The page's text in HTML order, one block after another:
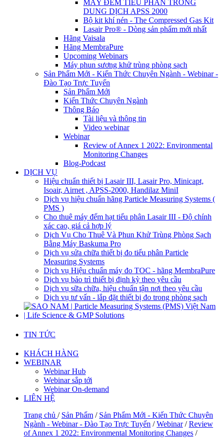
MÁY ĐẾM TIỂU PHÂN TRONG
DUNG DỊCH APSS 2000
Bộ kit khí nén - The Compressed Gas Kit
Lasair Pro® - Dòng sản phẩm mới nhất
Hãng Vaisala
Hãng MembraPure
Upcoming Webinars
Máy phun sương khử trùng phòng sạch
Sản Phẩm Mới - Kiến Thức Chuyên Ngành - Webinar -
Đào Tạo Trực Tuyến
Sản Phẩm Mới
Kiến Thức Chuyên Ngành
Thông Báo
Tài liệu và thông tin
Video webinar
Webinar
Review of Annex 1 2022: Environmental
Monitoring Changes
Blog-Podcast
DỊCH VỤ
Hiệu chuẩn thiết bị Lasair III, Lasair Pro, Minicapt,
Isoair, Airnet , APSS-2000, Handilaz MiniI
Dịch vụ hiệu chuẩn hãng Particle Measuring Systems (
PMS )
Cho thuê máy đếm hạt tiểu phân Lasair III - Độ chính
xác cao, giá cả hợp lý
Dịch Vụ Cho Thuê Và Phun Khử Trùng Phòng Sạch
Bằng Máy Baskuma Pro
Dịch vụ sửa chữa thiết bị đo tiểu phân Particle
Measuring Systems
Dịch vụ Hiệu chuẩn máy đo TOC - hãng MembraPure
Dịch vụ bảo trì thiết bị định kỳ theo yêu cầu
Dịch vụ sữa chữa, hiệu chuẩn tận nơi theo yêu cầu
Dịch vụ tư vấn - lắp đặt thiết bị đo trong phòng sạch
TIN TỨC
KHÁCH HÀNG
WEBINAR
Webinar Hub
Webinar sắp tới
Webinar On-demand
LIÊN HỆ
Trang chủ / Sản Phẩm / Sản Phẩm Mới - Kiến Thức Chuyên
Ngành - Webinar - Đào Tạo Trực Tuyến /Webinar/Review
of Annex 1 2022: Environmental Monitoring Changes /